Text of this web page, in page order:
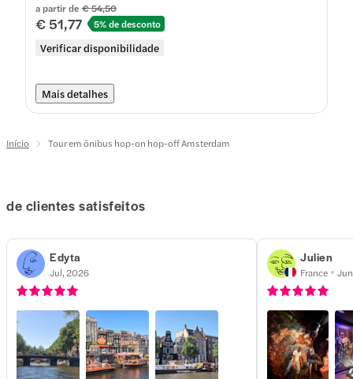
a partir de € 54,50
€ 51,77 5% de desconto
Verificar disponibilidade
Mais detalhes
Início Tour em ônibus hop-on hop-off Amsterdam
de clientes satisfeitos
Edyta
Jul, 2026
Julien
France